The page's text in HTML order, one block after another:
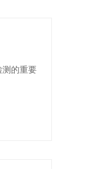
测的重要